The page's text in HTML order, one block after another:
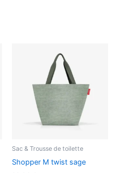
Sac & Trousse de toilette
Shopper M twist sage